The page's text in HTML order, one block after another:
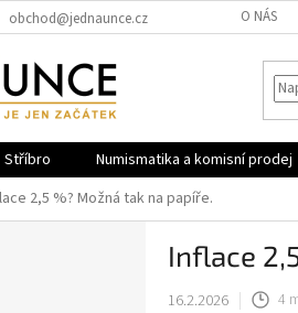
obchod@jednaunce.cz O NÁS
Stříbro Numismatika a komisní prodej
2,5 %? Možná tak na papíře.
Inflace
16.2.2026 4